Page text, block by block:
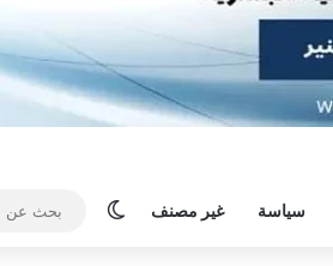
سياسة غير مصنف الوضع المظلم